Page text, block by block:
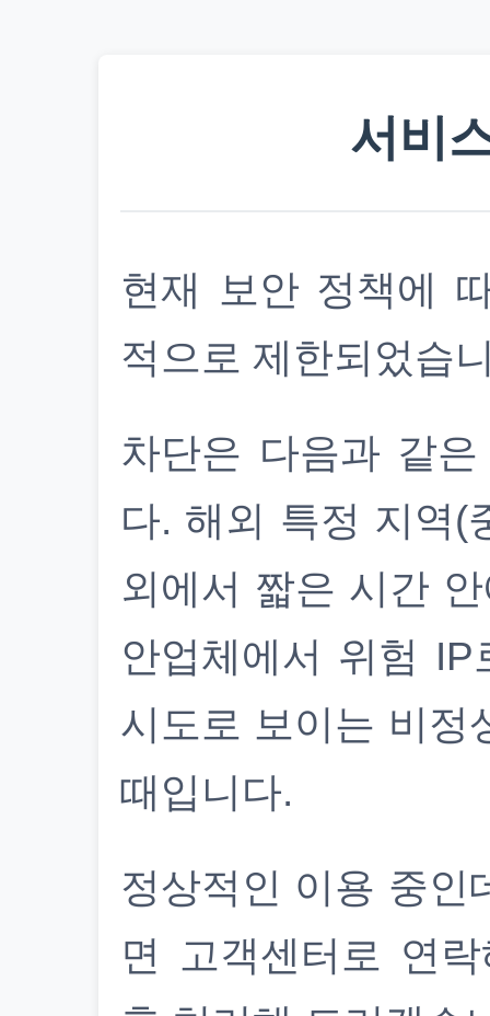
서비
현재 보안 정책에
적으로 제한되었습
차단은 다음과 같
다. 해외 특정 지역(
외에서 짧은 시간
안업체에서 위험
시도로 보이는 비정
때입니다.
정상적인 이용 중인
면 고객센터로 연